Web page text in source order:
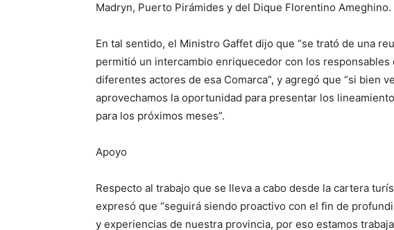
Madryn, Puerto Pirámides y del Dique Florentino Ameghino.
En tal sentido, el Ministro Gaffet dijo que “se trató de una
permitió un intercambio enriquecedor con los responsables
diferentes actores de esa Comarca”, y agregó que “si bien
aprovechamos la oportunidad para presentar los
para los próximos meses”.
Apoyo
Respecto al trabajo que se lleva a cabo desde la cartera
expresó que “seguirá siendo proactivo con el fin de
y experiencias de nuestra provincia, por eso estamos